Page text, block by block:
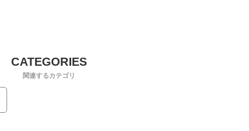
関連するカテゴリ